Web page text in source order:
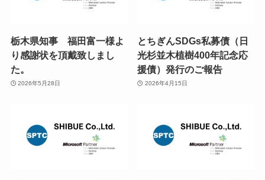
栃木県知事 福田富一様よ
り感謝状を頂戴致しまし
た。
2026年5月28日
とちぎんSDGs私募債（日
光杉並木植樹400年記念応
援債）発行のご報告
2026年4月15日